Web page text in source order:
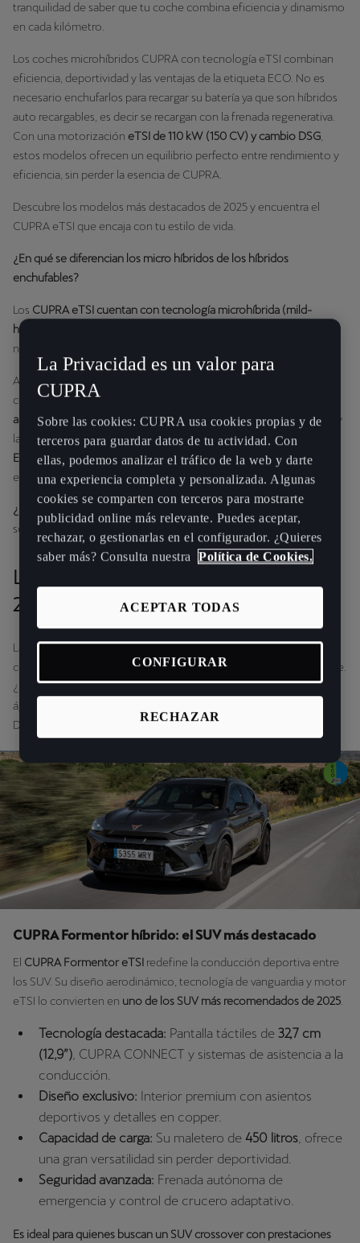
tranquilidad de saber que tu coche combina eficiencia y dinamismo
en cada kilómetro.
Los coches microhíbridos CUPRA con tecnología eTSI combinan
eficiencia, deportividad y las ventajas de la etiqueta ECO. No es
necesario enchufarlos para recargar su batería ya que son híbridos
auto recargables, es decir se recargan con la frenada regenerativa.
Con una motorización eTSI de 110 kW (150 CV) y cambio DSG
estos modelos ofrecen un equilibrio perfecto entre rendimiento y
eficiencia, sin perder la esencia de CUPRA.
Descubre los modelos más destacados de 2025 y encuentra el
CUPRA eTSI que encaja con tu estilo de vida.
¿En qué se diferencian los micro híbridos de los híbridos
enchufables?
Los CUPRA eTSI cuentan con tecnología microhíbrida (mild-
hybrid)
necesidad de recarga externa.
A diferencia de los híbridos enchufables (PHEV), que requieren
conectarse a un punto de carga, los
automáticamenteal frenar y desacelerar, reduciendo el consumo y
las emisiones. Además, todos losCUPRA eTSI tienen la etiqueta
ECO , lo que permite circular sin restricciones en zonas de bajas
emisiones y acceder a ventajas fiscales.
¿Buscas eficiencia sin preocuparte por la carga?
son la opción perfecta.
Los modelos CUPRA que lideran en
2025
La gama de coches microhíbridos CUPRA con tecnología eTSI
combina eficiencia, tecnología avanzada y un diseño inconfundible.
¿Prefieres un SUV crossover con carácter deportivo, un compacto
ágil para la ciudad o un familiar espacioso sin perder deportividad?
Descubre el CUPRA eTSI que mejor encaja contigo.
CUPRA Formentor híbrido: el SUV más destacado
El CUPRA Formentor eTSI redefine la conducción deportiva entre
los SUV. Su diseño aerodinámico, tecnología de vanguardia y motor
eTSI lo convierten en uno de los SUV más recomendados de 2025
Tecnología destacada: Pantalla táctiles de 32,7 cm
(12,9”), CUPRA CONNECT y sistemas de asistencia a la
conducción.
Diseño exclusivo: Interior premium con asientos
deportivos y detalles en copper.
Capacidad de carga: Su maletero de 450 litros, ofrece
una gran versatilidad sin perder deportividad.
Seguridad avanzada: Frenada autónoma de
emergencia y control de crucero adaptativo.
Es ideal para quienes buscan un SUV crossover con prestaciones
La Privacidad es un valor para
CUPRA
Sobre las cookies: CUPRA usa cookies propias y de
terceros para guardar datos de tu actividad. Con
ellas, podemos analizar el tráfico de la web y darte
una experiencia completa y personalizada. Algunas
cookies se comparten con terceros para mostrarte
publicidad online más relevante. Puedes aceptar,
rechazar, o gestionarlas en el configurador. ¿Quieres
saber más? Consulta nuestra
Política de Cookies.
RECHAZAR
ACEPTAR TODAS
CONFIGURAR